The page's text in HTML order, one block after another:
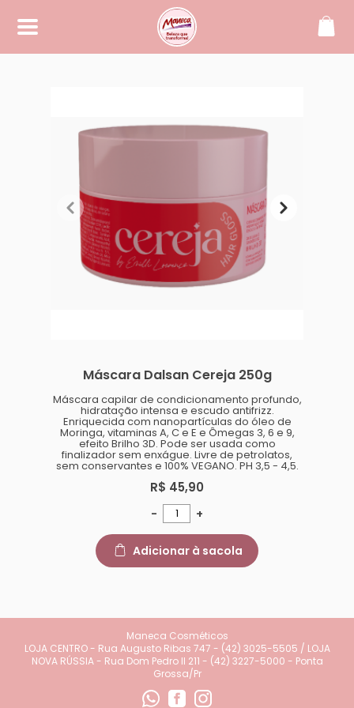
(42) 99994-2104
manecacosmeticos@yahoo.
REDES SOCIAIS
Máscara Dalsan Cereja 250g
Máscara capilar de condicionamento profundo,
hidratação intensa e escudo antifrizz.
Enriquecida com nanopartículas do óleo de
Moringa, vitaminas A, C e E e Ômegas 3, 6 e 9,
efeito Brilho 3D. Pode ser usada como
finalizador sem enxágue. Livre de petrolatos,
sem conservantes e 100% VEGANO. PH 3,5 - 4,5.
R$ 45,90
- +
Adicionar à sacola
Maneca Cosméticos
LOJA CENTRO - Rua Augusto Ribas 747 - (42) 3025-5505 / LOJA
NOVA RÚSSIA - Rua Dom Pedro II 211 - (42) 3227-5000 - Ponta
Grossa/Pr